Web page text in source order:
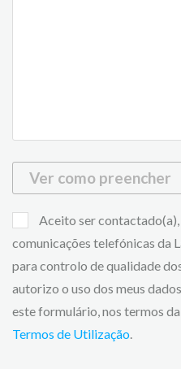
Ver como preencher
Aceito ser contactado(a),
comunicações telefónicas da
para controlo de qualidade
autorizo o uso dos meus
este formulário, nos termos da
Termos de Utilização.